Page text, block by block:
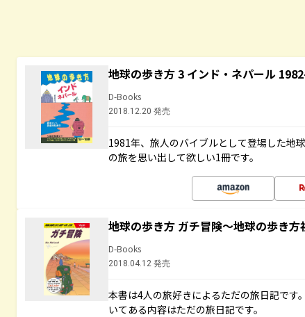
地球の歩き方 3 インド・ネパール
D-Books
2018.12.20 発売
1981年、旅人のバイブルとして登場した
の旅を思い出して欲しい1冊です。
地球の歩き方 ガチ冒険～地球の歩き方
D-Books
2018.04.12 発売
本書は4人の旅好きによるただの旅日記です
いてある内容はただの旅日記です。